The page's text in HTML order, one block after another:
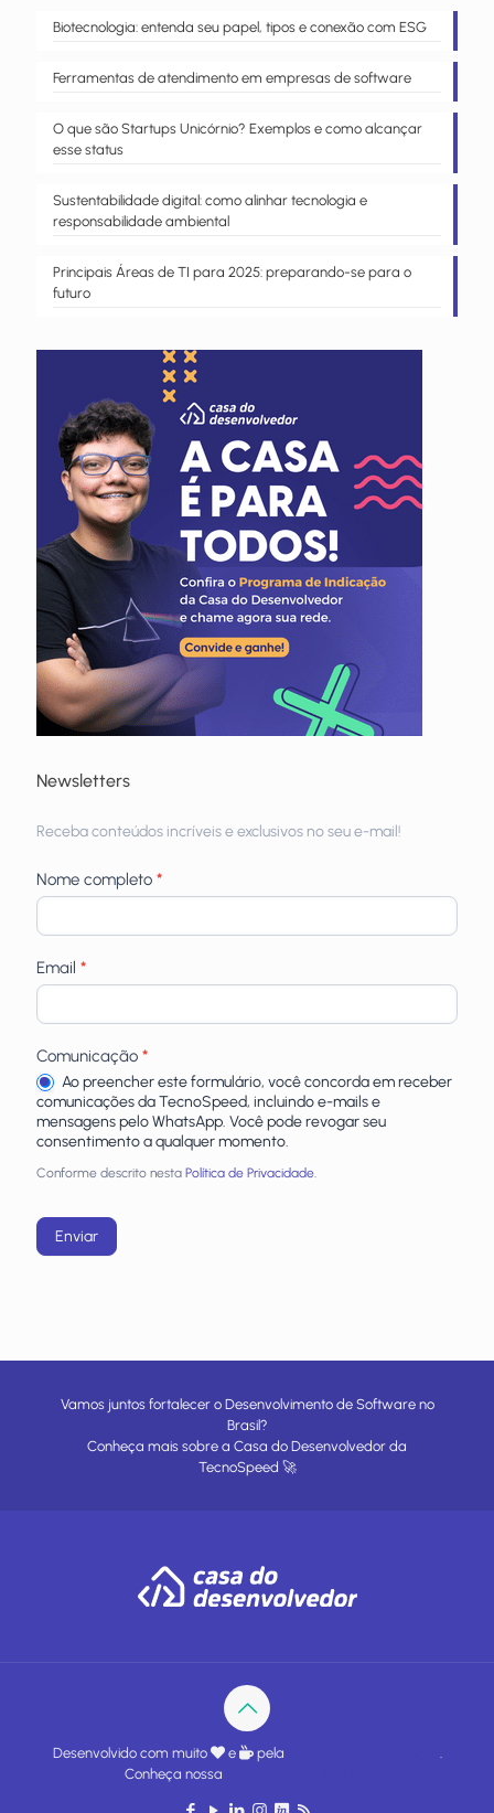
Biotecnologia: entenda seu papel, tipos e conexão com ESG
Ferramentas de atendimento em empresas de software
O que são Startups Unicórnio? Exemplos e como alcançar
esse status
Sustentabilidade digital: como alinhar tecnologia e
responsabilidade ambiental
Principais Áreas de TI para 2025: preparando-se para o
futuro
Newsletters
newsletters
Receba conteúdos incríveis e exclusivos no seu e-mail!
Nome completo *
Email *
Comunicação *
Ao preencher este formulário, você concorda em receber
comunicações da TecnoSpeed, incluindo e-mails e
mensagens pelo WhatsApp. Você pode revogar seu
consentimento a qualquer momento.
Conforme descrito nesta Política de Privacidade.
Enviar
Vamos juntos fortalecer o Desenvolvimento de Software no
Brasil?
Conheça mais sobre a Casa do Desenvolvedor da
TecnoSpeed 🚀
Desenvolvido com muito e pela
Conheça nossa